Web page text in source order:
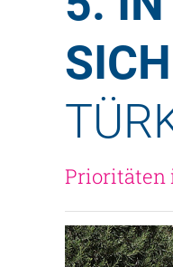
Prioritäten